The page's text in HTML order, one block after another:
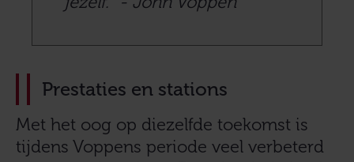
Prestaties en stations
Met het oog op diezelfde toekomst is
tijdens Voppens periode veel verbeterd